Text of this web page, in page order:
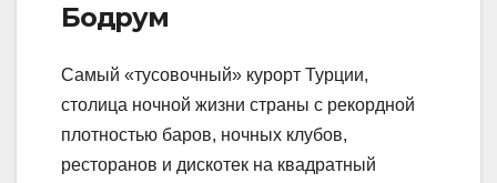
Бодрум
Самый «тусовочный» курорт Турции,
столица ночной жизни страны с рекордной
плотностью баров, ночных клубов,
ресторанов и дискотек на квадратный